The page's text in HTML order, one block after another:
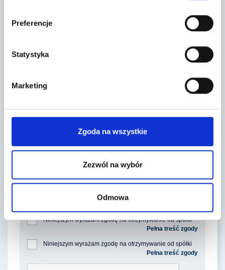
Preferencje
Statystyka
Marketing
Zgoda na wszystkie
Zezwól na wybór
Odmowa
Niniejszym wyrażam zgodę na przetwarzania podanych
Sp. z o.o. z siedzibą w Komornikach, przy ul. Lipowej 2,
55-300 Komorniki, w celu odpowiedzi na złożone przeze
mnie pytania przesłane za pośrednictwem formularza
kontaktowego. Więcej informacji dotyczących
przetwarzania Twoich danych osobowych możesz
Niniejszym wyrażam zgodę na otrzymywanie od spółki
Poleasingowe.pl Sp. z o.o. z siedzibą w Komornikach,
handlowej, w tym w zakresie ofert specjalnych i promocji
produktów, przesyłanej za pośrednictwem e-mail na
moje telekomunikacyjne urządzenia końcowe (np.
Niniejszym wyrażam zgodę na otrzymywanie od spółki
Poleasingowe.pl Sp. z o.o. z siedzibą w Komornikach,
przy ul. Lipowej 2, 55-300 Komorniki, informacji